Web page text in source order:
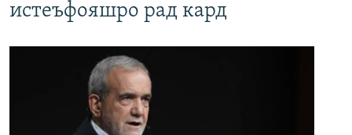
истеъфояшро рад кард